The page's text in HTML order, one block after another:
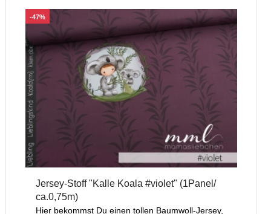
-47%
Jersey-Stoff "Kalle Koala #violet" (1Panel/
ca.0,75m)
Hier bekommst Du einen tollen Baumwoll-Jersey,